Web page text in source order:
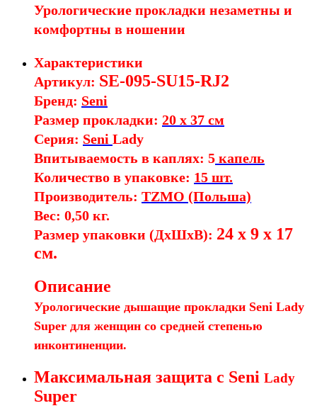
Урологические прокладки незаметны и
комфортны в ношении
Характеристики
Артикул: SE-095-SU15-RJ2
Бренд: Seni
Размер прокладки: 20 x 37 см
Серия: Seni Lady
Впитываемость в каплях: 5 капель
Количество в упаковке: 15 шт.
Производитель: TZMO (Польша)
Вес: 0,50 кг.
Размер упаковки (ДхШхВ): 24 x 9 x 17
см.
Описание
Урологические дышащие прокладки Seni Lady
Super для женщин со средней степенью
инконтиненции.
Максимальная защита с Seni Lady
Super